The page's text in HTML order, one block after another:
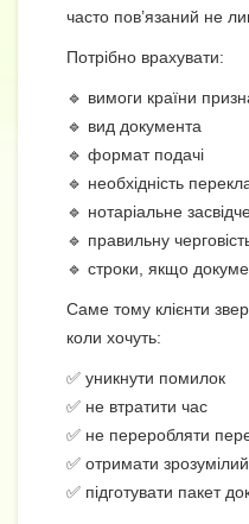
часто пов’язаний не
Потрібно врахувати:
🔹 вимоги країни
🔹 вид документа
🔹 формат подачі
🔹 необхідність
🔹 нотаріальне
🔹 правильну
🔹 строки, якщо
Саме тому клієнти
коли хочуть:
✅ уникнути помилок
✅ не втратити час
✅ не переробляти
✅ отримати
✅ підготувати пакет